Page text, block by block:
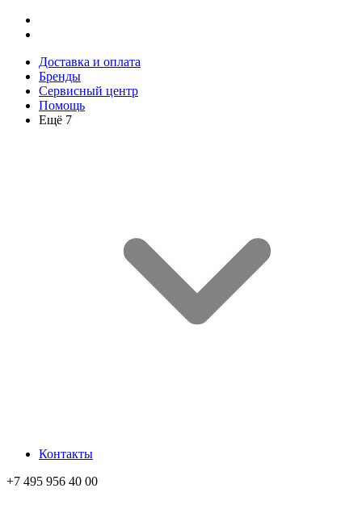
Доставка и оплата
Бренды
Сервисный центр
Помощь
Ещё 7
Контакты
+7 495 956 40 00